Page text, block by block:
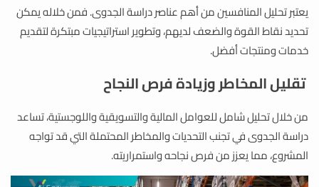
يعتبر تحليل المنافسين من أهم عناصر دراسة الجدوى. فمن خلاله يمكن
تحديد نقاط القوة والضعف لديهم، وتطوير استراتيجيات مبتكرة لتقديم
خدمات ومنتجات أفضل.
تقليل المخاطر وزيادة فرص النجاح
من خلال تحليل شامل للعوامل المالية والتسويقية واللوجستية، تساعد
دراسة الجدوى في تجنب التحديات والمخاطر المحتملة التي قد تواجه
المشروع، مما يعزز من فرص نجاحه واستمراريته.